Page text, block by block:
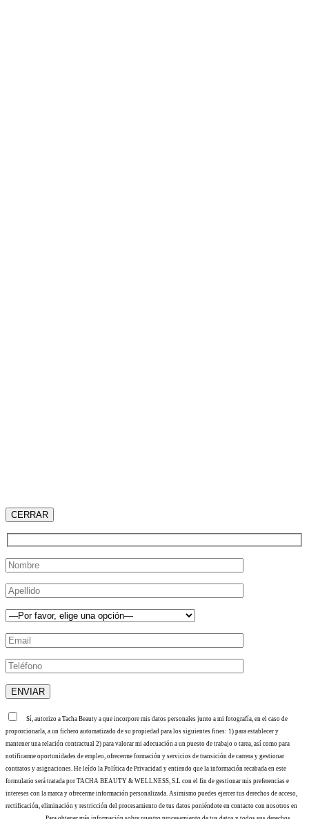
CERRAR
Sí, autorizo a Tacha Beauty a que incorpore mis datos personales junto a mi fotografía, en el caso de
proporcionarla, a un fichero automatizado de su propiedad para los siguientes fines: 1) para establecer y
mantener una relación contractual 2) para valorar mi adecuación a un puesto de trabajo o tarea, así como para
notificarme oportunidades de empleo, ofrecerme formación y servicios de transición de carrera y gestionar
contratos y asignaciones. He leído la Política de Privacidad y entiendo que la información recabada en este
formulario será tratada por TACHA BEAUTY & WELLNESS, S.L con el fin de gestionar mis preferencias e
intereses con la marca y ofrecerme información personalizada. Asimismo puedes ejercer tus derechos de acceso,
rectificación, eliminación y restricción del procesamiento de tus datos poniéndote en contacto con nosotros en